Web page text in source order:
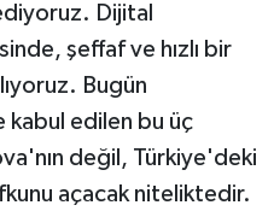
Dijital
şeffaf ve hızlı bir
Bugün
edilen bu üç
değil, Türkiye'deki
açacak niteliktedir.